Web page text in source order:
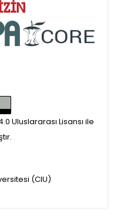
Uluslararası Lisansı ile
.
(CIU)